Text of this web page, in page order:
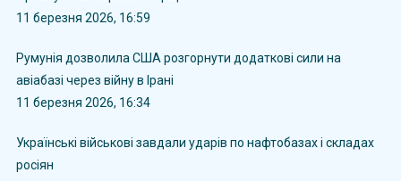
11 березня 2026, 16:59
Румунія дозволила США розгорнути додаткові сили на
авіабазі через війну в Ірані
11 березня 2026, 16:34
Українські військові завдали ударів по нафтобазах і складах
росіян